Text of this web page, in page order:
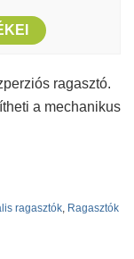
ragasztó.
a mechanikus
ragasztók, Ragasztók